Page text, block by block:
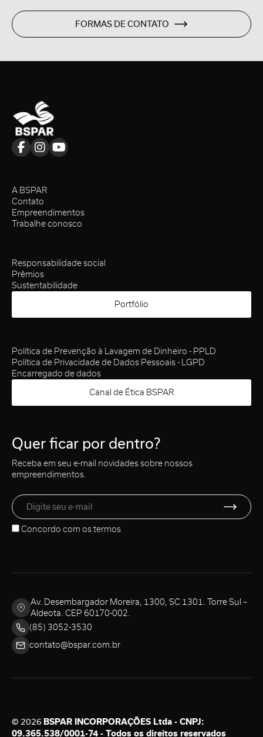
FORMAS DE CONTATO
A BSPAR
Contato
Empreendimentos
Trabalhe conosco
Responsabilidade social
Prêmios
Sustentabilidade
Portfólio
Política de Prevenção à Lavagem de Dinheiro - PPLD
Política de Privacidade de Dados Pessoais - LGPD
Encarregado de dados
Canal de Ética BSPAR
Quer ficar por dentro?
Receba em seu e-mail novidades sobre nossos
empreendimentos.
Concordo com ostermos
Av. Desembargador Moreira, 1300, SC 1301. Torre Sul –
Aldeota. CEP 60170-002.
(85) 3052-3530
contato@bspar.com.br
© 2026 BSPAR INCORPORAÇÕES Ltda - CNPJ:
09.365.538/0001-74 - Todos os direitos reservados